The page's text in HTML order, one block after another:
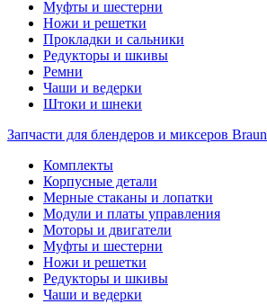
Муфты и шестерни
Ножи и решетки
Прокладки и сальники
Редукторы и шкивы
Ремни
Чаши и ведерки
Штоки и шнеки
Запчасти для блендеров и миксеров Braun
Комплекты
Корпусные детали
Мерные стаканы и лопатки
Модули и платы управления
Моторы и двигатели
Муфты и шестерни
Ножи и решетки
Редукторы и шкивы
Чаши и ведерки